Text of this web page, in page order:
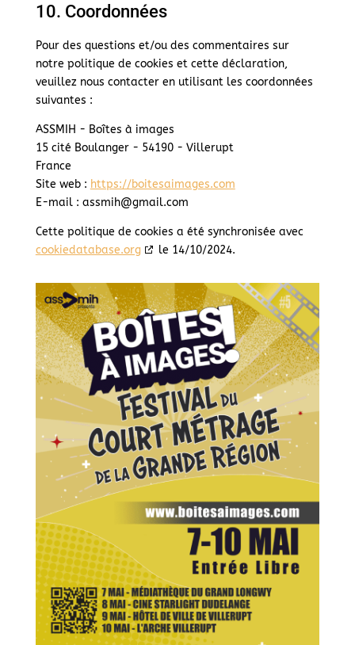
10. Coordonnées
Pour des questions et/ou des commentaires sur
notre politique de cookies et cette déclaration,
veuillez nous contacter en utilisant les coordonnées
suivantes :
ASSMIH - Boîtes à images
15 cité Boulanger - 54190 - Villerupt
France
Site web : https://boitesaimages.com
E-mail : assmih@gmail.com
Cette politique de cookies a été synchronisée avec
cookiedatabase.org
le 14/10/2024.